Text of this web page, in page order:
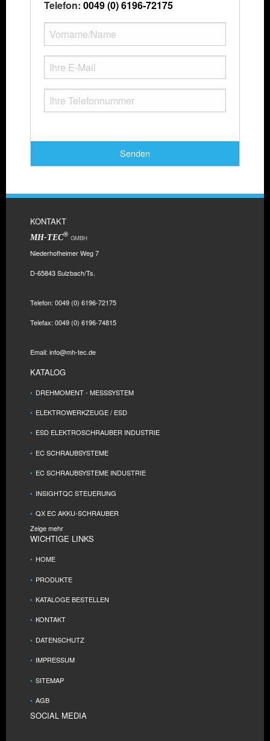
Telefon: 0049 (0) 6196-72175
Senden
KONTAKT
MH-TEC® GMBH
Niederhofheimer Weg 7
D-65843 Sulzbach/Ts.
Telefon: 0049 (0) 6196-72175
Telefax: 0049 (0) 6196-74815
Email: info@mh-tec.de
KATALOG
DREHMOMENT - MESSSYSTEM
ELEKTROWERKZEUGE / ESD
ESD ELEKTROSCHRAUBER INDUSTRIE
EC SCHRAUBSYSTEME
EC SCHRAUBSYSTEME INDUSTRIE
INSIGHTQC STEUERUNG
QX EC AKKU-SCHRAUBER
Zeige mehr
WICHTIGE LINKS
HOME
PRODUKTE
KATALOGE BESTELLEN
KONTAKT
DATENSCHUTZ
IMPRESSUM
SITEMAP
AGB
SOCIAL MEDIA